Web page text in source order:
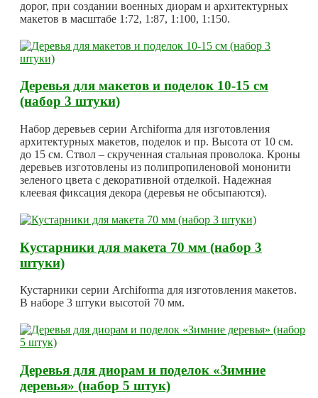
дорог, при создании военных диорам и архитектурных
макетов в масштабе 1:72, 1:87, 1:100, 1:150.
Деревья для макетов и поделок 10-15 см
(набор 3 штуки)
Набор деревьев серии Archiforma для изготовления
архитектурных макетов, поделок и пр. Высота от 10 см.
до 15 см. Ствол – скрученная стальная проволока. Кроны
деревьев изготовлены из полипропиленовой мононити
зеленого цвета с декоративной отделкой. Надежная
клеевая фиксация декора (деревья не обсыпаются).
Кустарники для макета 70 мм (набор 3
штуки)
Кустарники серии Archiforma для изготовления макетов.
В наборе 3 штуки высотой 70 мм.
Деревья для диорам и поделок «Зимние
деревья» (набор 5 штук)